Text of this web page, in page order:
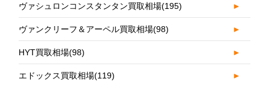
ヴァシュロンコンスタンタン買取相場(195) ►
ヴァンクリーフ＆アーペル買取相場(98) ►
HYT買取相場(98) ►
エドックス買取相場(119) ►